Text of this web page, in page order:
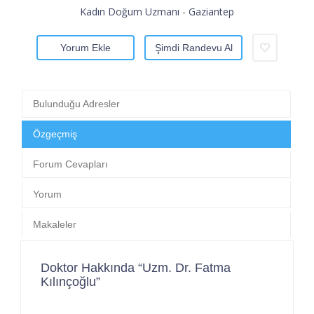
Kadın Doğum Uzmanı - Gaziantep
Yorum Ekle Şimdi Randevu Al
Bulunduğu Adresler
Özgeçmiş
Forum Cevapları
Yorum
Makaleler
Doktor Hakkında “Uzm. Dr. Fatma
Kılınçoğlu”